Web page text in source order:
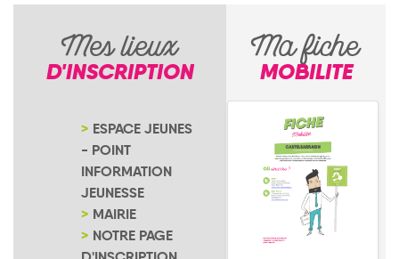
Mes lieux
D'INSCRIPTION
ESPACE JEUNES
- POINT
INFORMATION
JEUNESSE
MAIRIE
NOTRE PAGE
Ma fiche
MOBILITE